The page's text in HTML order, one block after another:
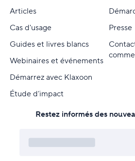
Articles
Cas d'usage
Guides et livres blancs
Webinaires et événements
Démarrez avec Klaxoon
Étude d’impact
Presse
Restez informés des